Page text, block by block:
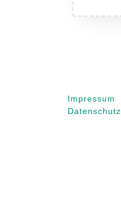
Impressum
Datenschutz